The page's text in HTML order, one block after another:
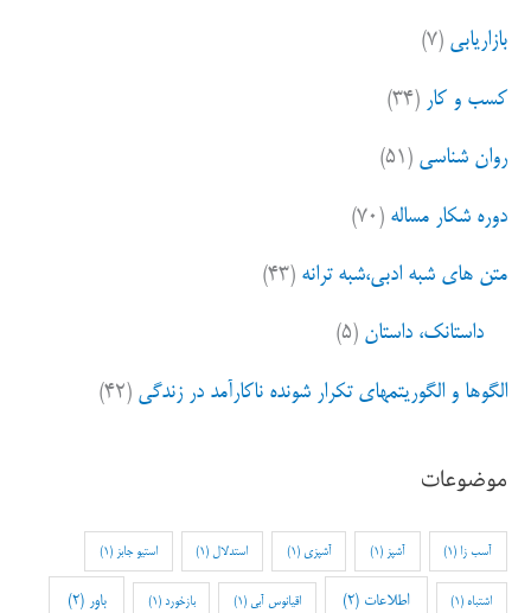
بازاریابی (۷)
کسب و کار (۳۴)
روان شناسی (۵۱)
دوره شکار مساله (۷۰)
متن های شبه ادبی،شبه ترانه (۴۳)
داستانک، داستان (۵)
الگوها و الگوریتمهای تکرار شونده ناکارآمد در زندگی (۴۲)
موضوعات
آسب زا (1) آشپز (1) آشپزی (1) استدلال (1) استیو جابز (1)
اشتباه (1) اطلاعات (2) اقیانوس آبی (1) بازخورد (1) باور (2)